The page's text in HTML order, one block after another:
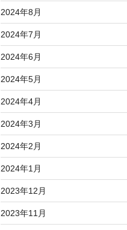
2024年8月
2024年7月
2024年6月
2024年5月
2024年4月
2024年3月
2024年2月
2024年1月
2023年12月
2023年11月